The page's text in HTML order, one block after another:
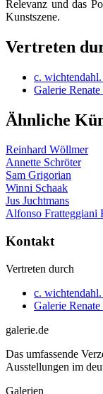
Relevanz und das
Kunstszene.
Vertreten
c.
Galerie
Ähnliche
Reinhard Wöllmer
Annette Schröter
Sam Grigorian
Winni Schaak
Jus Juchtmans
Alfonso Fratteggiani
Kontakt
Vertreten durch
c. wichtendahl.
Galerie
galerie.de
Das umfassende
Ausstellungen im
Galerien